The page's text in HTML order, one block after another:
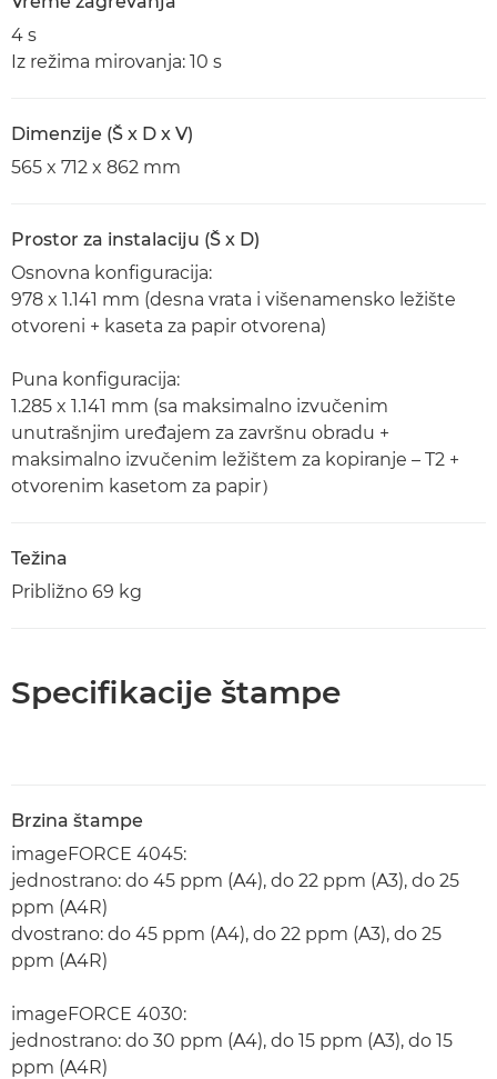
4 s
Iz režima mirovanja: 10 s
Dimenzije (Š x D x V)
565 x 712 x 862 mm
Prostor za instalaciju (Š x D)
Osnovna konfiguracija:
978 x 1.141 mm (desna vrata i višenamensko ležište
otvoreni + kaseta za papir otvorena)
Puna konfiguracija:
1.285 x 1.141 mm (sa maksimalno izvučenim
unutrašnjim uređajem za završnu obradu +
maksimalno izvučenim ležištem za kopiranje – T2 +
otvorenim kasetom za papir）
Težina
Približno 69 kg
Specifikacije štampe
Brzina štampe
imageFORCE 4045:
jednostrano: do 45 ppm (A4), do 22 ppm (A3), do 25
ppm (A4R)
dvostrano: do 45 ppm (A4), do 22 ppm (A3), do 25
ppm (A4R)
imageFORCE 4030:
jednostrano: do 30 ppm (A4), do 15 ppm (A3), do 15
ppm (A4R)